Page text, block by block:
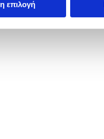
επιλογή